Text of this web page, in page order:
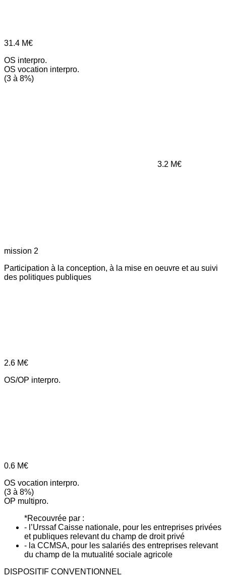
31.4 M€
OS interpro.
OS vocation interpro.
(3 à 8%)
3.2 M€
mission 2
Participation à la conception, à la mise en oeuvre et au suivi
des politiques publiques
2.6 M€
OS/OP interpro.
0.6 M€
OS vocation interpro.
(3 à 8%)
OP multipro.
*Recouvrée par :
- l’Urssaf Caisse nationale, pour les entreprises privées
et publiques relevant du champ de droit privé
- la CCMSA, pour les salariés des entreprises relevant
du champ de la mutualité sociale agricole
DISPOSITIF CONVENTIONNEL